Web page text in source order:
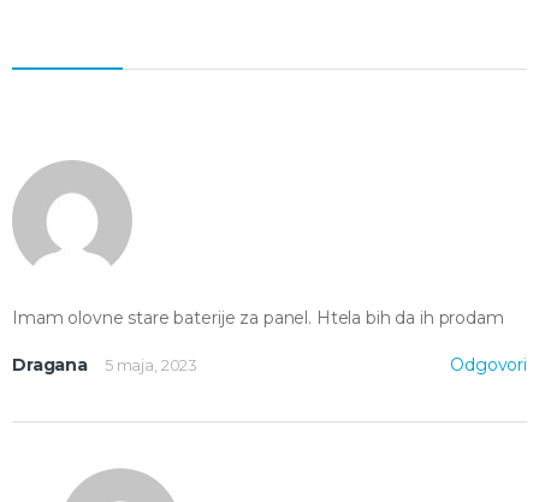
Imam olovne stare baterije za panel. Htela bih da ih prodam
Dragana 5 maja, 2023 Odgovori